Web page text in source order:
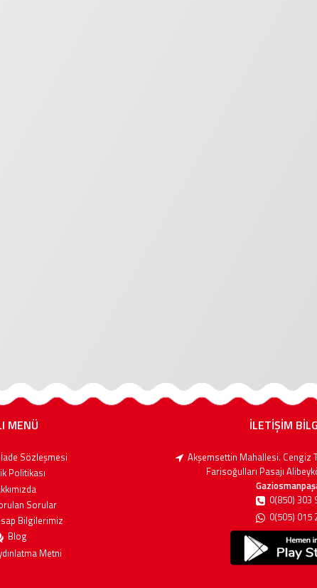
MENÜ
Sözleşmesi
Politikası
Sorular
Bilgilerimiz
Blog
Metni
İLETİŞİM
Akşemsettin Mahallesi. Cengiz
Farisoğulları Pasajı
0(850) 303
0(505) 015